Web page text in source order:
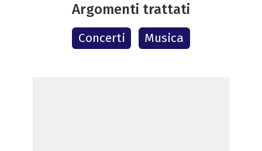
Argomenti trattati
Concerti Musica